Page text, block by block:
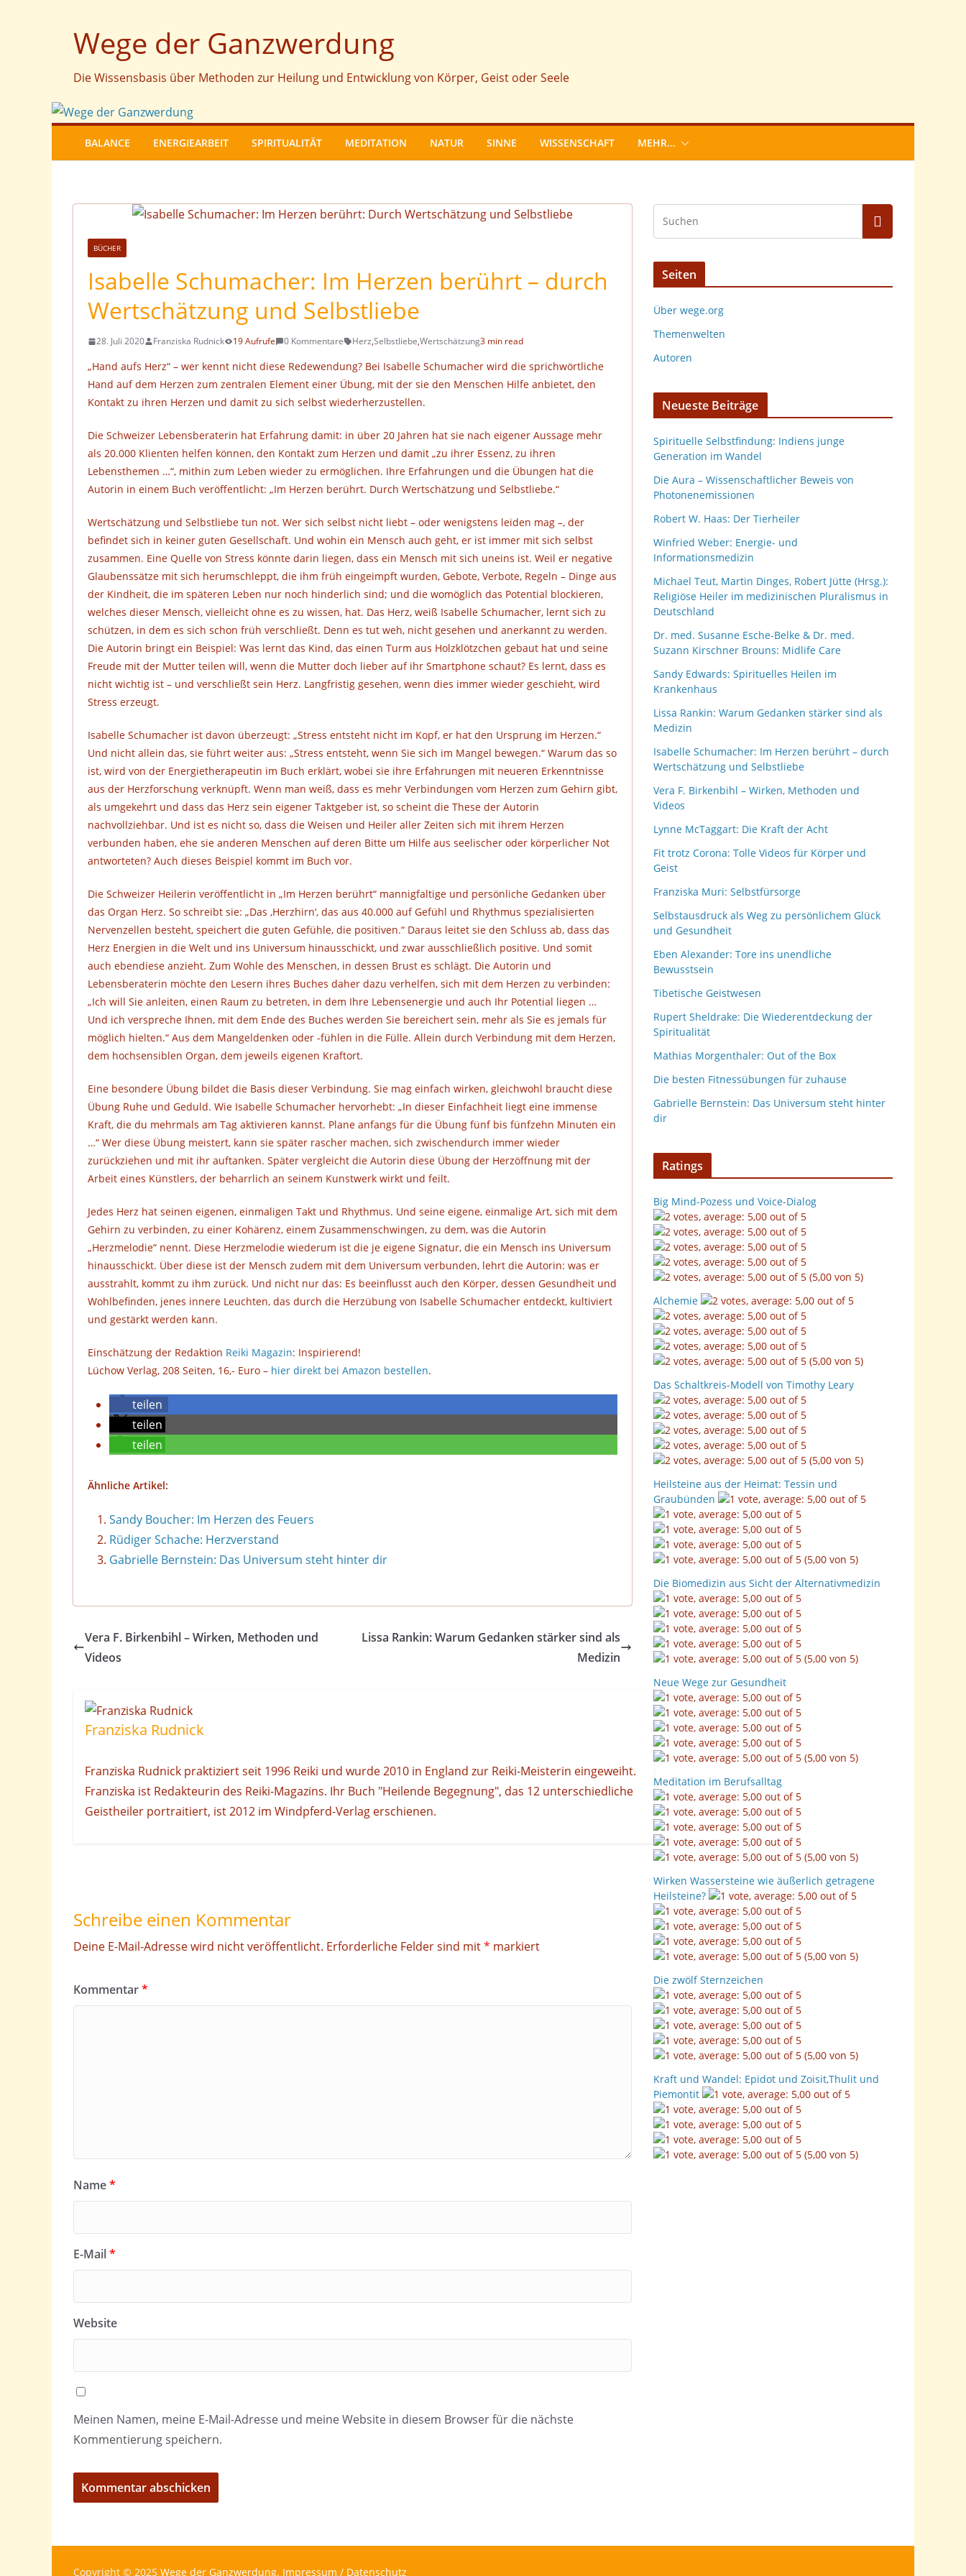
Inhalt
springen
Wege der Ganzwerdung
Die Wissensbasis über Methoden zur Heilung und Entwicklung von Körper, Geist oder Seele
BALANCE ENERGIEARBEIT SPIRITUALITÄT MEDITATION NATUR SINNE WISSENSCHAFT MEHR…
BÜCHER
Isabelle Schumacher: Im Herzen berührt – durch
Wertschätzung und Selbstliebe
28. Juli 2020 Franziska Rudnick 19 Aufrufe 0 Kommentare Herz,Selbstliebe,Wertschätzung3 min read
„Hand aufs Herz“ – wer kennt nicht diese Redewendung? Bei Isabelle Schumacher wird die sprichwörtliche
Hand auf dem Herzen zum zentralen Element einer Übung, mit der sie den Menschen Hilfe anbietet, den
Kontakt zu ihren Herzen und damit zu sich selbst wiederherzustellen.
Die Schweizer Lebensberaterin hat Erfahrung damit: in über 20 Jahren hat sie nach eigener Aussage mehr
als 20.000 Klienten helfen können, den Kontakt zum Herzen und damit „zu ihrer Essenz, zu ihren
Lebensthemen …“, mithin zum Leben wieder zu ermöglichen. Ihre Erfahrungen und die Übungen hat die
Autorin in einem Buch veröffentlicht: „Im Herzen berührt. Durch Wertschätzung und Selbstliebe.“
Wertschätzung und Selbstliebe tun not. Wer sich selbst nicht liebt – oder wenigstens leiden mag –, der
befindet sich in keiner guten Gesellschaft. Und wohin ein Mensch auch geht, er ist immer mit sich selbst
zusammen. Eine Quelle von Stress könnte darin liegen, dass ein Mensch mit sich uneins ist. Weil er negative
Glaubenssätze mit sich herumschleppt, die ihm früh eingeimpft wurden, Gebote, Verbote, Regeln – Dinge aus
der Kindheit, die im späteren Leben nur noch hinderlich sind; und die womöglich das Potential blockieren,
welches dieser Mensch, vielleicht ohne es zu wissen, hat. Das Herz, weiß Isabelle Schumacher, lernt sich zu
schützen, in dem es sich schon früh verschließt. Denn es tut weh, nicht gesehen und anerkannt zu werden.
Die Autorin bringt ein Beispiel: Was lernt das Kind, das einen Turm aus Holzklötzchen gebaut hat und seine
Freude mit der Mutter teilen will, wenn die Mutter doch lieber auf ihr Smartphone schaut? Es lernt, dass es
nicht wichtig ist – und verschließt sein Herz. Langfristig gesehen, wenn dies immer wieder geschieht, wird
Stress erzeugt.
Isabelle Schumacher ist davon überzeugt: „Stress entsteht nicht im Kopf, er hat den Ursprung im Herzen.“
Und nicht allein das, sie führt weiter aus: „Stress entsteht, wenn Sie sich im Mangel bewegen.“ Warum das so
ist, wird von der Energietherapeutin im Buch erklärt, wobei sie ihre Erfahrungen mit neueren Erkenntnisse
aus der Herzforschung verknüpft. Wenn man weiß, dass es mehr Verbindungen vom Herzen zum Gehirn gibt,
als umgekehrt und dass das Herz sein eigener Taktgeber ist, so scheint die These der Autorin
nachvollziehbar. Und ist es nicht so, dass die Weisen und Heiler aller Zeiten sich mit ihrem Herzen
verbunden haben, ehe sie anderen Menschen auf deren Bitte um Hilfe aus seelischer oder körperlicher Not
antworteten? Auch dieses Beispiel kommt im Buch vor.
Die Schweizer Heilerin veröffentlicht in „Im Herzen berührt“ mannigfaltige und persönliche Gedanken über
das Organ Herz. So schreibt sie: „Das ‚Herzhirn‘, das aus 40.000 auf Gefühl und Rhythmus spezialisierten
Nervenzellen besteht, speichert die guten Gefühle, die positiven.“ Daraus leitet sie den Schluss ab, dass das
Herz Energien in die Welt und ins Universum hinausschickt, und zwar ausschließlich positive. Und somit
auch ebendiese anzieht. Zum Wohle des Menschen, in dessen Brust es schlägt. Die Autorin und
Lebensberaterin möchte den Lesern ihres Buches daher dazu verhelfen, sich mit dem Herzen zu verbinden:
„Ich will Sie anleiten, einen Raum zu betreten, in dem Ihre Lebensenergie und auch Ihr Potential liegen …
Und ich verspreche Ihnen, mit dem Ende des Buches werden Sie bereichert sein, mehr als Sie es jemals für
möglich hielten.“ Aus dem Mangeldenken oder -fühlen in die Fülle. Allein durch Verbindung mit dem Herzen,
dem hochsensiblen Organ, dem jeweils eigenen Kraftort.
Eine besondere Übung bildet die Basis dieser Verbindung. Sie mag einfach wirken, gleichwohl braucht diese
Übung Ruhe und Geduld. Wie Isabelle Schumacher hervorhebt: „In dieser Einfachheit liegt eine immense
Kraft, die du mehrmals am Tag aktivieren kannst. Plane anfangs für die Übung fünf bis fünfzehn Minuten ein
…“ Wer diese Übung meistert, kann sie später rascher machen, sich zwischendurch immer wieder
zurückziehen und mit ihr auftanken. Später vergleicht die Autorin diese Übung der Herzöffnung mit der
Arbeit eines Künstlers, der beharrlich an seinem Kunstwerk wirkt und feilt.
Jedes Herz hat seinen eigenen, einmaligen Takt und Rhythmus. Und seine eigene, einmalige Art, sich mit dem
Gehirn zu verbinden, zu einer Kohärenz, einem Zusammenschwingen, zu dem, was die Autorin
„Herzmelodie“ nennt. Diese Herzmelodie wiederum ist die je eigene Signatur, die ein Mensch ins Universum
hinausschickt. Über diese ist der Mensch zudem mit dem Universum verbunden, lehrt die Autorin: was er
ausstrahlt, kommt zu ihm zurück. Und nicht nur das: Es beeinflusst auch den Körper, dessen Gesundheit und
Wohlbefinden, jenes innere Leuchten, das durch die Herzübung von Isabelle Schumacher entdeckt, kultiviert
und gestärkt werden kann.
Einschätzung der Redaktion Reiki Magazin: Inspirierend!
Lüchow Verlag, 208 Seiten, 16,- Euro – hier direkt bei Amazon bestellen.
teilen
teilen
teilen
Ähnliche Artikel:
Sandy Boucher: Im Herzen des Feuers
Rüdiger Schache: Herzverstand
Gabrielle Bernstein: Das Universum steht hinter dir
Vera F. Birkenbihl – Wirken, Methoden und
Videos
Lissa Rankin: Warum Gedanken stärker sind als
Medizin
Franziska Rudnick
Franziska Rudnick praktiziert seit 1996 Reiki und wurde 2010 in England zur Reiki-Meisterin eingeweiht.
Franziska ist Redakteurin des Reiki-Magazins. Ihr Buch "Heilende Begegnung", das 12 unterschiedliche
Geistheiler portraitiert, ist 2012 im Windpferd-Verlag erschienen.
Schreibe einen Kommentar
Deine E-Mail-Adresse wird nicht veröffentlicht. Erforderliche Felder sind mit* markiert
Kommentar*
Name*
E-Mail*
Website
Meinen Namen, meine E-Mail-Adresse und meine Website in diesem Browser für die nächste
Kommentierung speichern.
Seiten
Über wege.org
Themenwelten
Autoren
Neueste Beiträge
Spirituelle Selbstfindung: Indiens junge
Generation im Wandel
Die Aura – Wissenschaftlicher Beweis von
Photonenemissionen
Robert W. Haas: Der Tierheiler
Winfried Weber: Energie- und
Informationsmedizin
Michael Teut, Martin Dinges, Robert Jütte (Hrsg.):
Religiöse Heiler im medizinischen Pluralismus in
Deutschland
Dr. med. Susanne Esche-Belke & Dr. med.
Suzann Kirschner Brouns: Midlife Care
Sandy Edwards: Spirituelles Heilen im
Krankenhaus
Lissa Rankin: Warum Gedanken stärker sind als
Medizin
Isabelle Schumacher: Im Herzen berührt – durch
Wertschätzung und Selbstliebe
Vera F. Birkenbihl – Wirken, Methoden und
Videos
Lynne McTaggart: Die Kraft der Acht
Fit trotz Corona: Tolle Videos für Körper und
Geist
Franziska Muri: Selbstfürsorge
Selbstausdruck als Weg zu persönlichem Glück
und Gesundheit
Eben Alexander: Tore ins unendliche
Bewusstsein
Tibetische Geistwesen
Rupert Sheldrake: Die Wiederentdeckung der
Spiritualität
Mathias Morgenthaler: Out of the Box
Die besten Fitnessübungen für zuhause
Gabrielle Bernstein: Das Universum steht hinter
dir
Ratings
Big Mind-Pozess und Voice-Dialog
(5,00 von 5)
Alchemie
(5,00 von 5)
Das Schaltkreis-Modell von Timothy Leary
(5,00 von 5)
Heilsteine aus der Heimat: Tessin und
Graubünden
(5,00 von 5)
Die Biomedizin aus Sicht der Alternativmedizin
(5,00 von 5)
Neue Wege zur Gesundheit
(5,00 von 5)
Meditation im Berufsalltag
(5,00 von 5)
Wirken Wassersteine wie äußerlich getragene
Heilsteine?
(5,00 von 5)
Die zwölf Sternzeichen
(5,00 von 5)
Kraft und Wandel: Epidot und Zoisit,Thulit und
Piemontit
(5,00 von 5)
Copyright © 2025 Wege der Ganzwerdung. Impressum / Datenschutz